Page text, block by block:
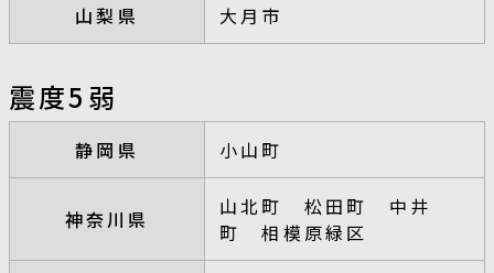
山梨県 大月市
震度5弱
静岡県 小山町
神奈川県
山北町 松田町 中井
町 相模原緑区